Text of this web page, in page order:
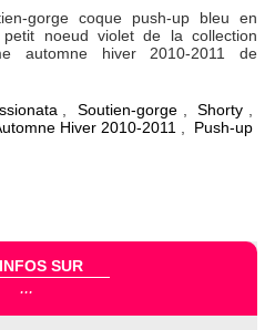
gorge coque push-up bleu en
petit noeud violet de la collection
automne hiver 2010-2011 de
Soutien-gorge ,Shorty
Hiver 2010-2011 Push-up
SUR
...